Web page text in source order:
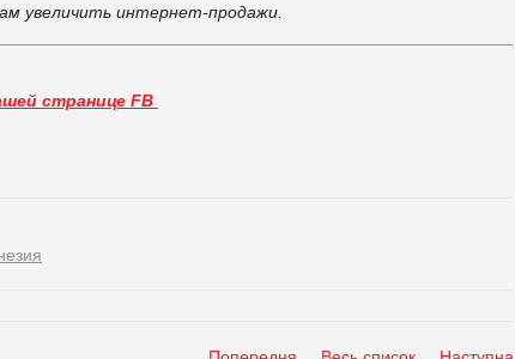
увеличить интернет-продажи.
странице FB